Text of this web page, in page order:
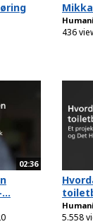
436
02:36
5.558